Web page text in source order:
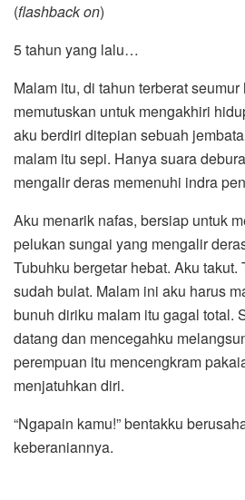
(flashback on)
5 tahun yang lalu…
Malam itu, di tahun terberat
memutuskan untuk mengakhiri
aku berdiri ditepian sebuah
malam itu sepi. Hanya suara
mengalir deras memenuhi indra
Aku menarik nafas, bersiap untuk
pelukan sungai yang mengalir
Tubuhku bergetar hebat. Aku takut.
sudah bulat. Malam ini aku harus
bunuh diriku malam itu gagal total.
datang dan mencegahku
perempuan itu mencengkram
menjatuhkan diri.
“Ngapain kamu!” bentakku
keberaniannya.